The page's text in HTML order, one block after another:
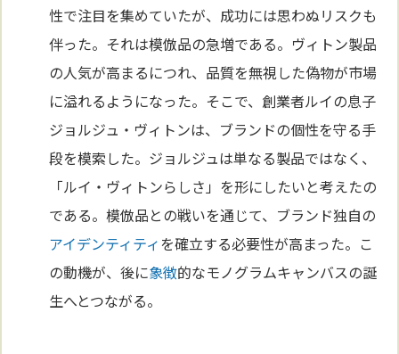
性で注目を集めていたが、成功には思わぬリスクも
伴った。それは模倣品の急増である。ヴィトン製品
の人気が高まるにつれ、品質を無視した偽物が市場
に溢れるようになった。そこで、創業者ルイの息子
ジョルジュ・ヴィトンは、ブランドの個性を守る手
段を模索した。ジョルジュは単なる製品ではなく、
「ルイ・ヴィトンらしさ」を形にしたいと考えたの
である。模倣品との戦いを通じて、ブランド独自の
アイデンティティを確立する必要性が高まった。こ
の動機が、後に象徴的なモノグラムキャンバスの誕
生へとつながる。